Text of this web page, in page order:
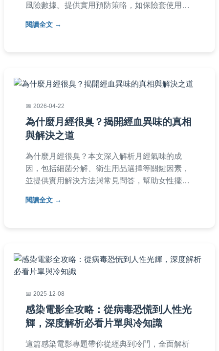
風險數據。提供實用預防策略，如保險套使用、
估和降低感染風險。內容基於醫學資料，以易懂
閱讀全文
2026-04-22
為什麼月經很臭？揭開經血異味的真相
與解決之道
為什麼月經很臭？本文深入解析月經氣味的成
因，包括細菌分解、衛生用品選擇等關鍵因素，
並提供實用解決方法與常見問答，幫助女性擺脫
閱讀全文
2025-12-08
感染電影全攻略：從病毒恐慌到人性光
輝，深度解析必看片單與冷知識
這篇感染電影專題帶你從經典到冷門，全面解析